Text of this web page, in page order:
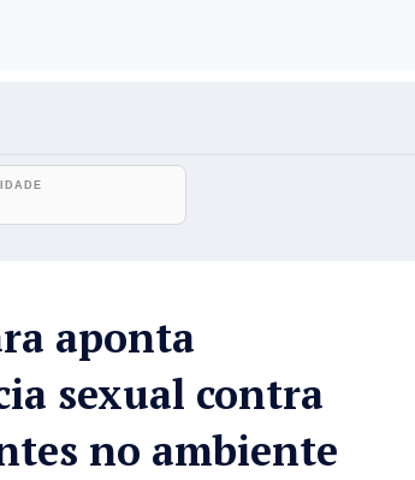
aponta
sexual contra
no ambiente